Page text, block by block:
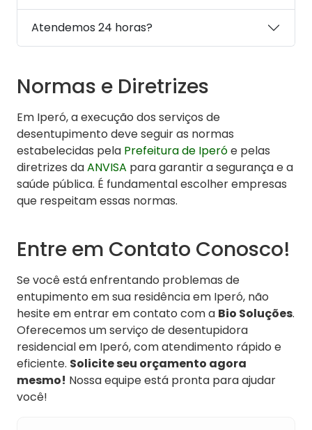
Atendemos 24 horas?
Normas e Diretrizes
Em Iperó, a execução dos serviços de
desentupimento deve seguir as normas
estabelecidas pela Prefeitura de Iperóe pelas
diretrizes daANVISA para garantir a segurança e a
saúde pública. É fundamental escolher empresas
que respeitam essas normas.
Entre em Contato Conosco!
Se você está enfrentando problemas de
entupimento em sua residência em Iperó, não
hesite em entrar em contato com a Bio Soluções.
Oferecemos um serviço de desentupidora
residencial em Iperó, com atendimento rápido e
eficiente. Solicite seu orçamento agora
mesmo! Nossa equipe está pronta para ajudar
você!